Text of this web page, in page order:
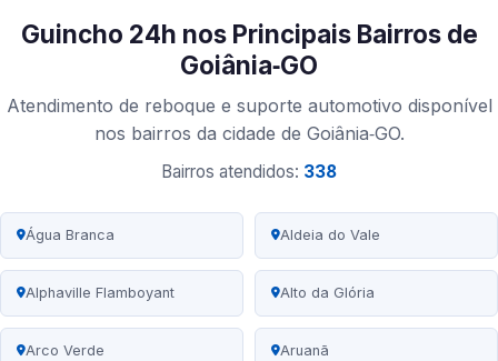
Guincho 24h nos Principais Bairros de
Goiânia‑GO
Atendimento de reboque e suporte automotivo disponível
nos bairros da cidade de Goiânia‑GO.
Bairros atendidos: 338
Água Branca Aldeia do Vale
Alphaville Flamboyant Alto da Glória
Arco Verde Aruanã